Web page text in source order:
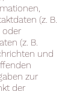
(z. B.
oder
(z. B.
und
zur
der